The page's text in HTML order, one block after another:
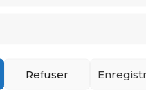
Refuser
abandonnée ?
n’a pas cessé
Bien qu’il ait